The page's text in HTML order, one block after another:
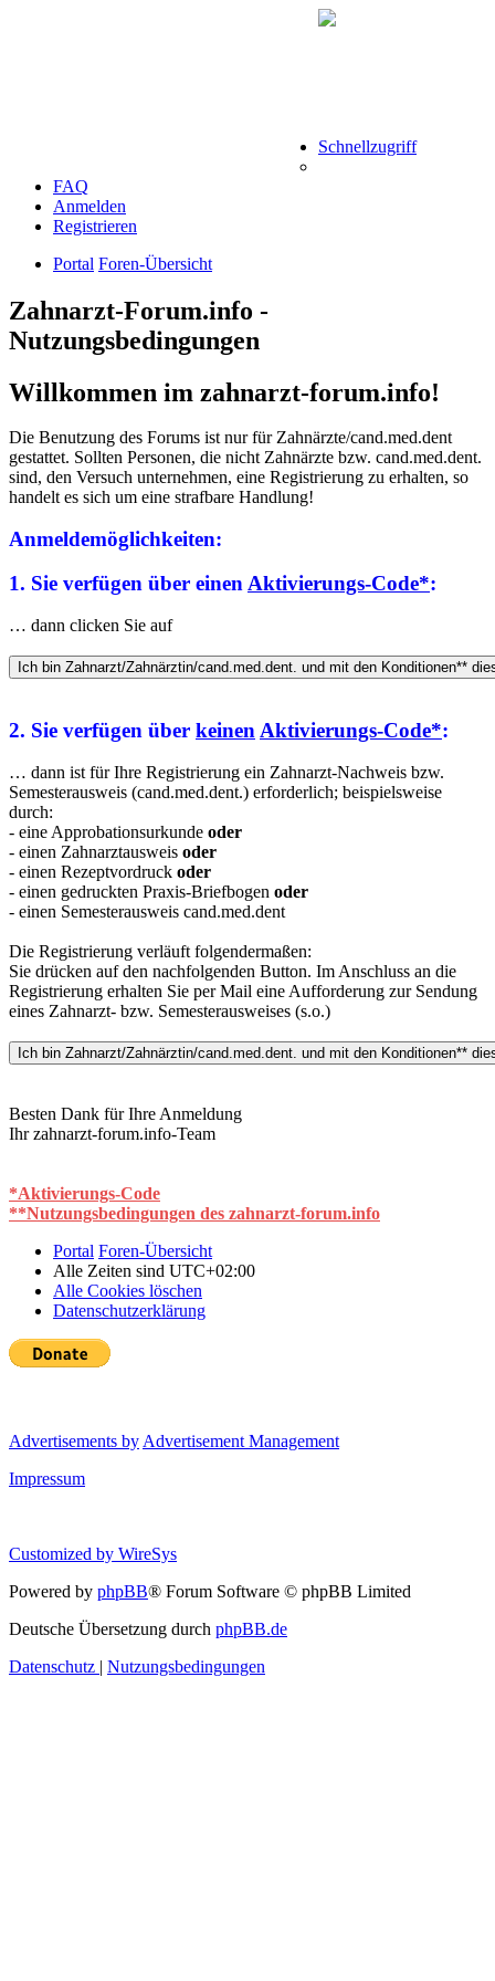
Schnellzugriff
FAQ
Anmelden
Registrieren
Portal Foren-Übersicht
Zahnarzt-Forum.info -
Nutzungsbedingungen
Willkommen im zahnarzt-forum.info!
Die Benutzung des Forums ist nur für Zahnärzte/cand.med.dent
gestattet. Sollten Personen, die nicht Zahnärzte bzw. cand.med.dent.
sind, den Versuch unternehmen, eine Registrierung zu erhalten, so
handelt es sich um eine strafbare Handlung!
Anmeldemöglichkeiten:
1. Sie verfügen über einen Aktivierungs-Code*:
… dann clicken Sie auf
2. Sie verfügen über keinen Aktivierungs-Code*:
… dann ist für Ihre Registrierung ein Zahnarzt-Nachweis bzw.
Semesterausweis (cand.med.dent.) erforderlich; beispielsweise
durch:
- eine Approbationsurkunde oder
- einen Zahnarztausweis oder
- einen Rezeptvordruck oder
- einen gedruckten Praxis-Briefbogen oder
- einen Semesterausweis cand.med.dent
Die Registrierung verläuft folgendermaßen:
Sie drücken auf den nachfolgenden Button. Im Anschluss an die
Registrierung erhalten Sie per Mail eine Aufforderung zur Sendung
eines Zahnarzt- bzw. Semesterausweises (s.o.)
Besten Dank für Ihre Anmeldung
Ihr zahnarzt-forum.info-Team
*Aktivierungs-Code
**Nutzungsbedingungen des zahnarzt-forum.info
Portal Foren-Übersicht
Alle Zeiten sind UTC+02:00
Alle Cookies löschen
Datenschutzerklärung
Advertisements by Advertisement Management
Impressum
Customized by WireSys
Powered by phpBB® Forum Software © phpBB Limited
Deutsche Übersetzung durch phpBB.de
Datenschutz | Nutzungsbedingungen